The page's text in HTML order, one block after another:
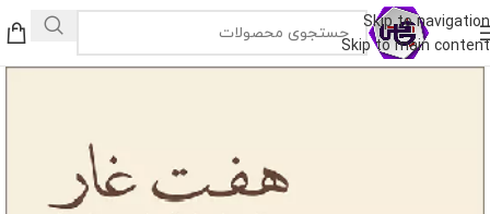
Skip to navigation
Skip to main content